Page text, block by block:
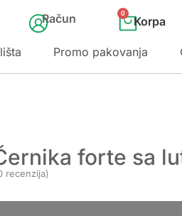
Račun 0
Promo pakovanja
forte sa
recenzija)